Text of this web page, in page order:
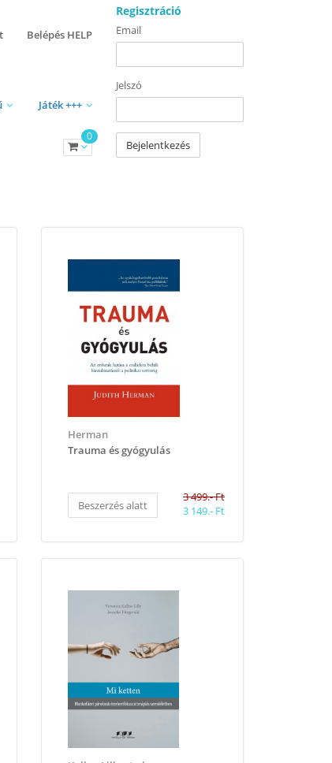
Belépés HELP
Játék +++
0
Regisztráció
Email
Jelszó
Bejelentkezés
Herman
Trauma és gyógyulás
Beszerzés alatt
3 499.- Ft
3 149.- Ft